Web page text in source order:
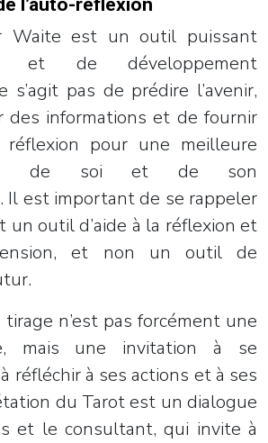
l’auto-réflexion
Waite est un outil puissant
et de développement
s’agit pas de prédire l’avenir,
des informations et de fournir
pour une meilleure
de soi et de son
Il est important de se rappeler
un outil d’aide à la réflexion et
et non un outil de
n’est pas forcément une
mais une invitation à se
réfléchir à ses actions et à ses
du Tarot est un dialogue
et le consultant, qui invite à